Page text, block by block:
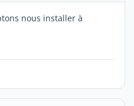
nous installer à